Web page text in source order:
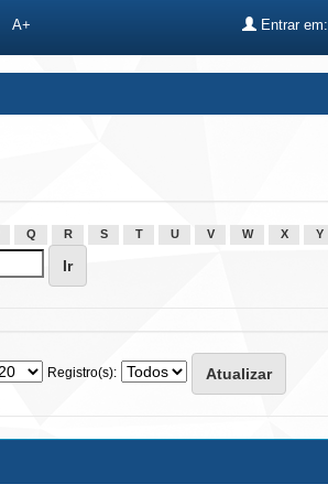
A+ Entrar em:
Q R S T U V W X Y
Registro(s):